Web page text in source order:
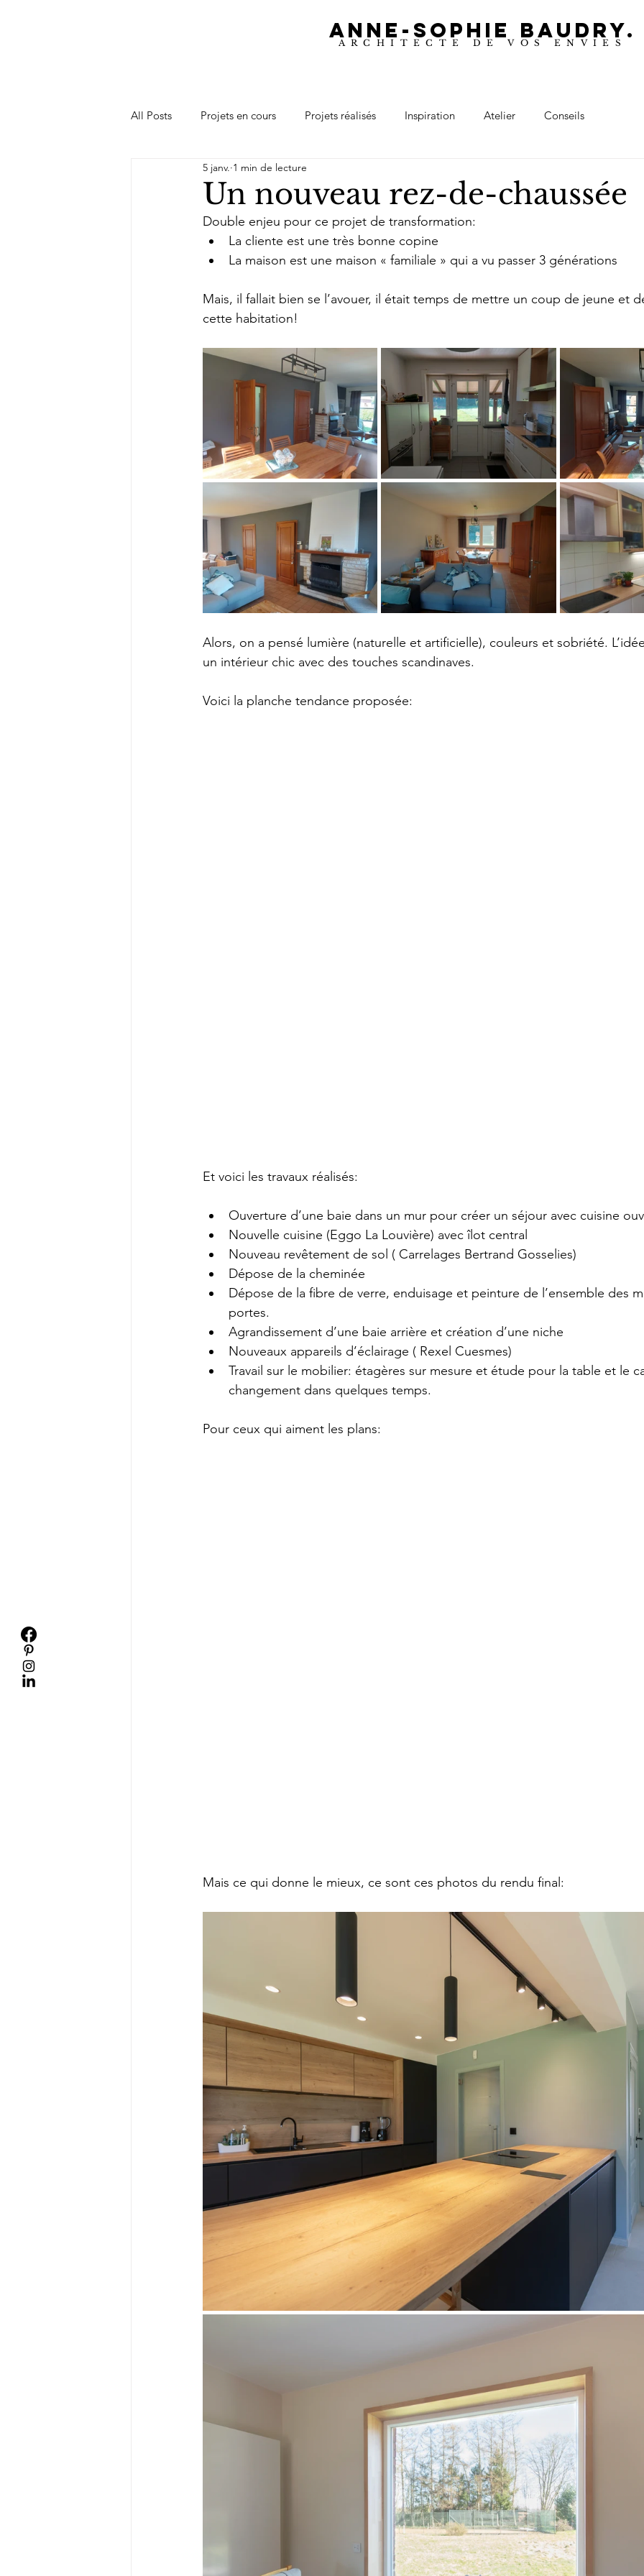
ANNE-SOPHIE BAUDRY.
ARCHITECTE DE VOS ENVIES
All Posts Projets en cours Projets réalisés Inspiration Atelier Conseils
Un nouveau rez-de-chaussée
5 janv. 1 min de lecture
Double enjeu pour ce projet de transformation:
La cliente est une très bonne copine
La maison est une maison « familiale » qui a vu passer 3 générations
Mais, il fallait bien se l’avouer, il était temps de mettre un coup de jeune et
cette habitation!
Alors, on a pensé lumière (naturelle et artificielle), couleurs et sobriété.
un intérieur chic avec des touches scandinaves.
Voici la planche tendance proposée:
Et voici les travaux réalisés:
Ouverture d’une baie dans un mur pour créer un séjour avec cuisine
Nouvelle cuisine (Eggo La Louvière) avec îlot central
Nouveau revêtement de sol ( Carrelages Bertrand Gosselies)
Dépose de la cheminée
Dépose de la fibre de verre, enduisage et peinture de l’ensemble des
portes.
Agrandissement d’une baie arrière et création d’une niche
Nouveaux appareils d’éclairage ( Rexel Cuesmes)
Travail sur le mobilier: étagères sur mesure et étude pour la table et le
changement dans quelques temps.
Pour ceux qui aiment les plans:
Mais ce qui donne le mieux, ce sont ces photos du rendu final: